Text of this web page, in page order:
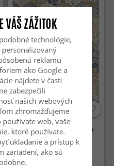
Koberec Wilton - Bohemia
(modrý/multicolor)
44.99 €
VÁŠ ZÁŽITOK
technológie,
reklamu
ako Googlea
nájdete v časti
zabezpečili
našich webových
zhromažďujeme
web, vaše
ktoré používate.
ukladanie a prístup k
zariadení, ako sú